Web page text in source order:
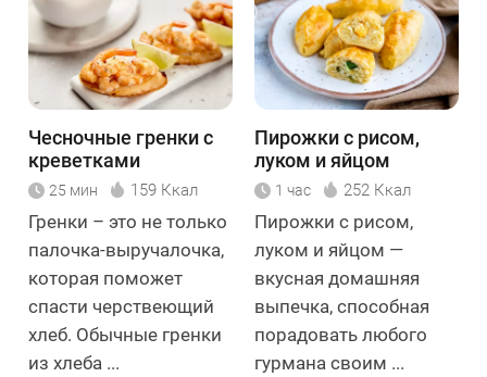
Чесночные гренки с
креветками
25 мин 159 Ккал
Гренки – это не только
палочка-выручалочка,
которая поможет
спасти черствеющий
хлеб. Обычные гренки
из хлеба ...
Пирожки с рисом,
луком и яйцом
1 час 252 Ккал
Пирожки с рисом,
луком и яйцом —
вкусная домашняя
выпечка, способная
порадовать любого
гурмана своим ...